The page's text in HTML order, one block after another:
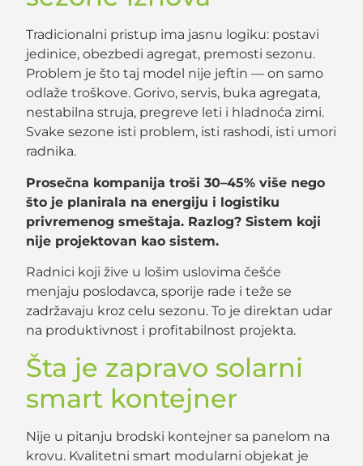
Tradicionalni pristup ima jasnu logiku: postavi
jedinice, obezbedi agregat, premosti sezonu.
Problem je što taj model nije jeftin — on samo
odlaže troškove. Gorivo, servis, buka agregata,
nestabilna struja, pregreve leti i hladnoća zimi.
Svake sezone isti problem, isti rashodi, isti umori
radnika.
Prosečna kompanija troši 30–45% više nego
što je planirala na energiju i logistiku
privremenog smeštaja. Razlog? Sistem koji
nije projektovan kao sistem.
Radnici koji žive u lošim uslovima češće
menjaju poslodavca, sporije rade i teže se
zadržavaju kroz celu sezonu. To je direktan udar
na produktivnost i profitabilnost projekta.
Šta je zapravo solarni
smart kontejner
Nije u pitanju brodski kontejner sa panelom na
krovu. Kvalitetni smart modularni objekat je